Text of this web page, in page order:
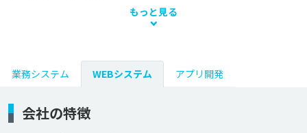
もっと見る
業務システム WEBシステム アプリ開発
会社の特徴